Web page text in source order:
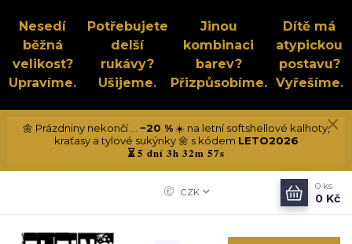
Nesedí
běžná
velikost?
Upravíme.
Potřebujete
delší
rukávy?
Ušijeme.
Jinou
kombinaci
barev?
Přizpůsobíme.
Dítě má
atypickou
postavu?
Vyřešíme.
🌼 Prázdniny nekončí ... −20 %☀️ na letní softshellové kalhoty,
kraťasy a tylové sukýnky 🌼 s kódem LETO2026
⏳5 dní 3h 32m 56s
CZK
0 ks
0 Kč